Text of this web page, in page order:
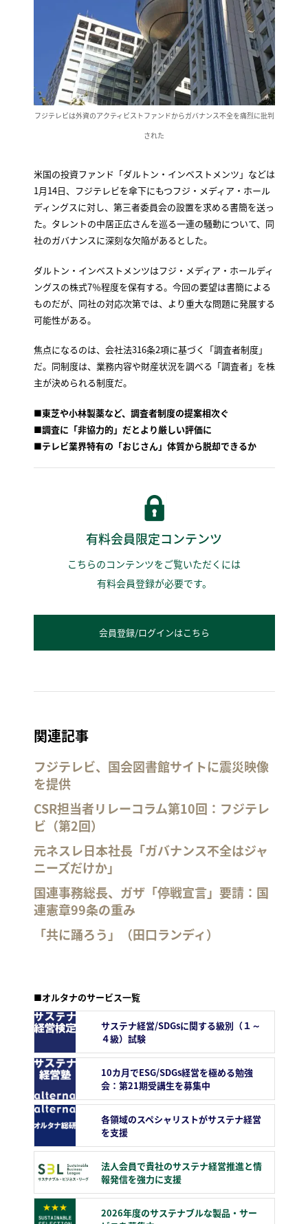
フジテレビは外資のアクティビストファンドからガバナンス不全を痛烈に批判
された
米国の投資ファンド「ダルトン・インベストメンツ」などは
1月14日、フジテレビを傘下にもつフジ・メディア・ホール
ディングスに対し、第三者委員会の設置を求める書簡を送っ
た。タレントの中居正広さんを巡る一連の騒動について、同
社のガバナンスに深刻な欠陥があるとした。
ダルトン・インベストメンツはフジ・メディア・ホールディ
ングスの株式7％程度を保有する。今回の要望は書簡による
ものだが、同社の対応次第では、より重大な問題に発展する
可能性がある。
焦点になるのは、会社法316条2項に基づく「調査者制度」
だ。同制度は、業務内容や財産状況を調べる「調査者」を株
主が決められる制度だ。
■東芝や小林製薬など、調査者制度の提案相次ぐ
■調査に「非協力的」だとより厳しい評価に
■テレビ業界特有の「おじさん」体質から脱却できるか
有料会員限定コンテンツ
こちらのコンテンツをご覧いただくには
有料会員登録が必要です。
会員登録/ログインはこちら
関連記事
フジテレビ、国会図書館サイトに震災映像
を提供
CSR担当者リレーコラム第10回：フジテレ
ビ（第2回）
元ネスレ日本社長「ガバナンス不全はジャ
ニーズだけか」
国連事務総長、ガザ「停戦宣言」要請：国
連憲章99条の重み
「共に踊ろう」（田口ランディ）
■オルタナのサービス一覧
サステナ経営/SDGsに関する級別（１～
４級）試験
10カ月でESG/SDGs経営を極める勉強
会：第21期受講生を募集中
各領域のスペシャリストがサステナ経営
を支援
法人会員で貴社のサステナ経営推進と情
報発信を強力に支援
2026年度のサステナブルな製品・サー